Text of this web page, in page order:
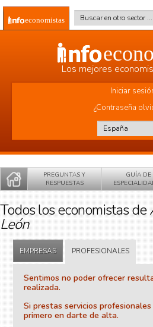
Pasar al contenido principal
economistas Buscar en otro sector
Los mejores
Iniciar
¿Contraseña
PREGUNTAS Y
RESPUESTAS
GUÍA DE
Todos los economistas de
León
EMPRESAS PROFESIONALES
Sentimos no poder ofrecer
realizada.
Si prestas servicios
primero en darte de alta.